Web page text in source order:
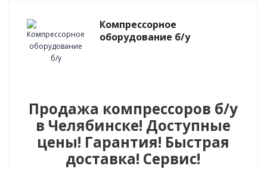
Компрессорное
оборудование б/у
Продажа компрессоров б/у
в Челябинске! Доступные
цены! Гарантия! Быстрая
доставка! Сервис!